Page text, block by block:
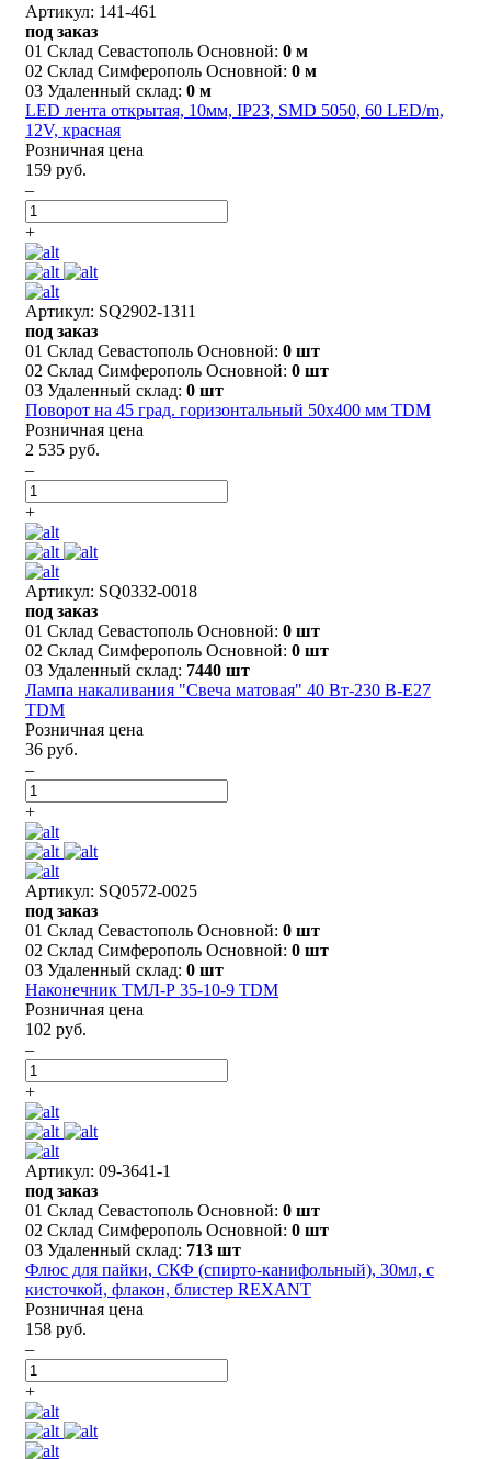
Артикул: 141-461
под заказ
01 Склад Севастополь Основной: 0 м
02 Склад Симферополь Основной: 0 м
03 Удаленный склад: 0 м
LED лента открытая, 10мм, IP23, SMD 5050, 60 LED/m,
12V, красная
Розничная цена
159 руб.
–
+
Артикул: SQ2902-1311
под заказ
01 Склад Севастополь Основной: 0 шт
02 Склад Симферополь Основной: 0 шт
03 Удаленный склад: 0 шт
Поворот на 45 град. горизонтальный 50х400 мм TDM
Розничная цена
2 535 руб.
–
+
Артикул: SQ0332-0018
под заказ
01 Склад Севастополь Основной: 0 шт
02 Склад Симферополь Основной: 0 шт
03 Удаленный склад: 7440 шт
Лампа накаливания "Свеча матовая" 40 Вт-230 В-Е27
TDM
Розничная цена
36 руб.
–
+
Артикул: SQ0572-0025
под заказ
01 Склад Севастополь Основной: 0 шт
02 Склад Симферополь Основной: 0 шт
03 Удаленный склад: 0 шт
Наконечник ТМЛ-Р 35-10-9 TDM
Розничная цена
102 руб.
–
+
Артикул: 09-3641-1
под заказ
01 Склад Севастополь Основной: 0 шт
02 Склад Симферополь Основной: 0 шт
03 Удаленный склад: 713 шт
Флюс для пайки, СКФ (спирто-канифольный), 30мл, с
кисточкой, флакон, блистер REXANT
Розничная цена
158 руб.
–
+